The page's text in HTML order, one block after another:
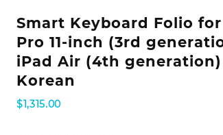
Smart Keyboard Folio for
Pro 11-inch (3rd
iPad Air (4th
Korean
$1,315.00